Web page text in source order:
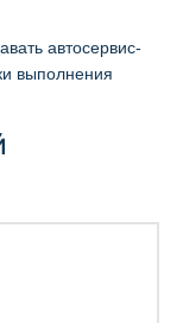
автосервис-
выполнения